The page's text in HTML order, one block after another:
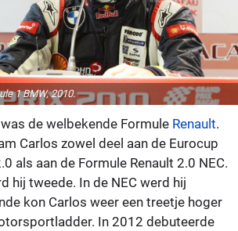
1 BMW, 2010.
de welbekende Formule Renault.
Carlos zowel deel aan de Eurocup
als aan de Formule Renault 2.0 NEC.
hij tweede. In de NEC werd hij
kon Carlos weer een treetje hoger
In 2012 debuteerde